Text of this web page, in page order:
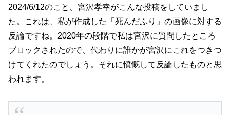
2024/6/12のこと、宮沢孝幸がこんな投稿をしていまし
た。これは、私が作成した「死んだふり」の画像に対する
反論ですね。2020年の段階で私は宮沢に質問したところ
ブロックされたので、代わりに誰かが宮沢にこれをつきつ
けてくれたのでしょう。それに憤慨して反論したものと思
われます。